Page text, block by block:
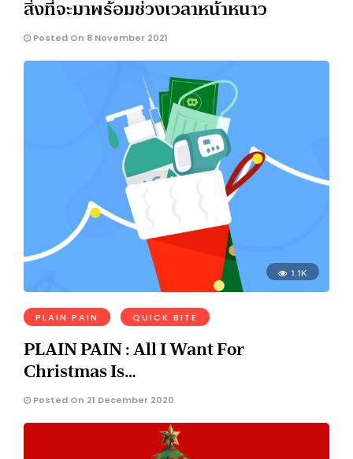
สิ่งที่จะมาพร้อมช่วงเวลาหน้าหนาว
Posted On 8 November 2021
1.1K
PLAIN PAIN QUICK BITE
PLAIN PAIN : All I Want For
Christmas Is…
Posted On 21 December 2020